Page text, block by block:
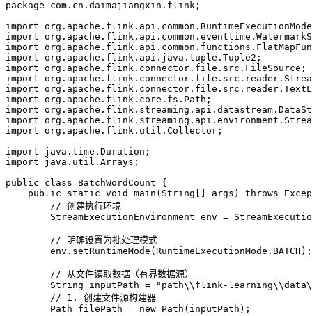
package com.cn.daimajiangxin.flink ;
import org.apache.flink.api.common.RuntimeExecutionMode
import
import
import org.apache.flink.api.java.tuple.Tuple2 ;
import org.apache.flink.connector.file.src.FileSource ;
import
import
import org.apache.flink.core.fs.Path ;
import
import
import org.apache.flink.util.Collector ;
import java.time.Duration ;
import java.util.Arrays ;
public class BatchWordCount {
    public
static void main ( String args ) throws
        // 创建执行环境
        StreamExecutionEnvironment
env =
        // 明确设置为批处理模式
        env
. setRuntimeMode ( RuntimeExecutionMode . BATCH );
        // 从文件读取数据（有界数据源）
        String
inputPath = "path\\ flink-learning\\data
        // 1. 创建文件源构建器
        Path
filePath = new Path (inputPath);